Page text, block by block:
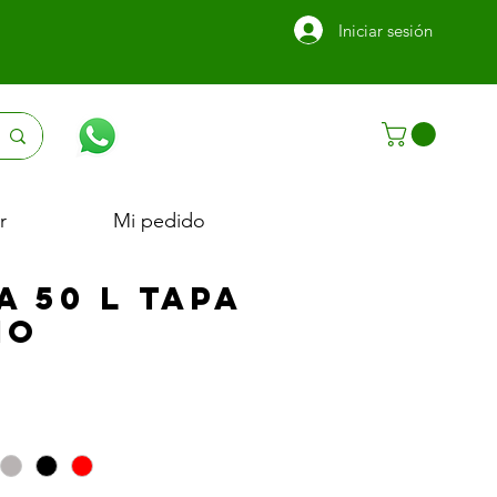
Iniciar sesión
Mi pedido
50 L tapa